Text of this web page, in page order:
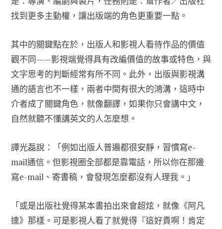
找到更多主動權，讓出版端的角色更重要一點。
其中的關鍵點在於，出版人和影視人看待作品的價值
觀不同——影視端覺得具有改編價值的故事或特色，與
文字思考的判斷經常有所不同。此外，出版與影視溝
通的語言也不一樣，兩者中間有很大的鴻溝，這時中
介者成了關鍵角色，就像翻譯，如果你只會講中文，
自然就聽不懂講英文的人怎麼想。
譚光磊說：「例如出版人普遍都很安靜，習慣寫e-
mail通信。但影視圈全部都是靠電話，所以你在那邊
寫e-mail、寄書稿，會發現怎麼都沒有人理我。」
「或是出版社覺得某本書拍出來會超炫，就像《阿凡
達》那樣。可是影視人看了就覺得『這好貴啊！肯定